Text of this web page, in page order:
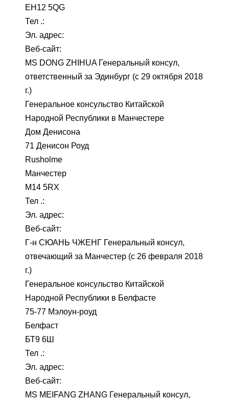
EH12 5QG
Тел .:
Эл. адрес:
Веб-сайт:
MS DONG ZHIHUA Генеральный консул,
ответственный за Эдинбург (с 29 октября 2018
г.)
Генеральное консульство Китайской
Народной Республики в Манчестере
Дом Денисона
71 Денисон Роуд
Rusholme
Манчестер
M14 5RX
Тел .:
Эл. адрес:
Веб-сайт:
Г-н СЮАНЬ ЧЖЕНГ Генеральный консул,
отвечающий за Манчестер (с 26 февраля 2018
г.)
Генеральное консульство Китайской
Народной Республики в Белфасте
75-77 Мэлоун-роуд
Белфаст
БТ9 6Ш
Тел .:
Эл. адрес:
Веб-сайт:
MS MEIFANG ZHANG Генеральный консул,